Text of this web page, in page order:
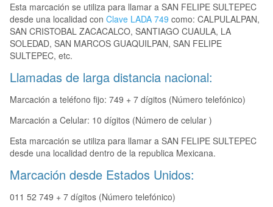
Esta marcación se utiliza para llamar a SAN FELIPE SULTEPEC
desde una localidad con Clave LADA 749 como: CALPULALPAN,
SAN CRISTOBAL ZACACALCO, SANTIAGO CUAULA, LA
SOLEDAD, SAN MARCOS GUAQUILPAN, SAN FELIPE
SULTEPEC, etc.
Llamadas de larga distancia nacional:
Marcación a teléfono fijo: 749 + 7 dígitos (Número telefónico)
Marcación a Celular: 10 dígitos (Número de celular )
Esta marcación se utiliza para llamar a SAN FELIPE SULTEPEC
desde una localidad dentro de la republica Mexicana.
Marcación desde Estados Unidos:
011 52 749 + 7 dígitos (Número telefónico)